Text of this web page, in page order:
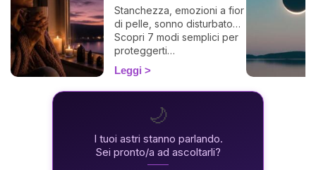
Stanchezza, emozioni a fior
di pelle, sonno disturbato…
Scopri 7 modi semplici per
proteggerti
energeticamente durante
un'eclissi e viverla con
dolcezza. 🛡️🌒
Leggi
🌙
I tuoi astri stanno parlando.
Sei pronto/a ad ascoltarli?